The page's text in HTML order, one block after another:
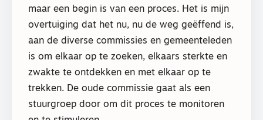
maar een begin is van een proces. Het is mijn
overtuiging dat het nu, nu de weg geëffend is,
aan de diverse commissies en gemeenteleden
is om elkaar op te zoeken, elkaars sterkte en
zwakte te ontdekken en met elkaar op te
trekken. De oude commissie gaat als een
stuurgroep door om dit proces te monitoren